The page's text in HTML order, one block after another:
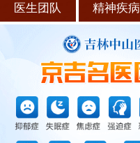
医生团队 精神疾病